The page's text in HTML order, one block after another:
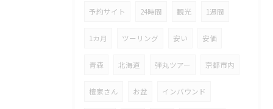
予約サイト 24時間 観光 1週間
1カ月 ツーリング 安い 安価
青森 北海道 弾丸ツアー 京都市内
檀家さん お盆 インバウンド